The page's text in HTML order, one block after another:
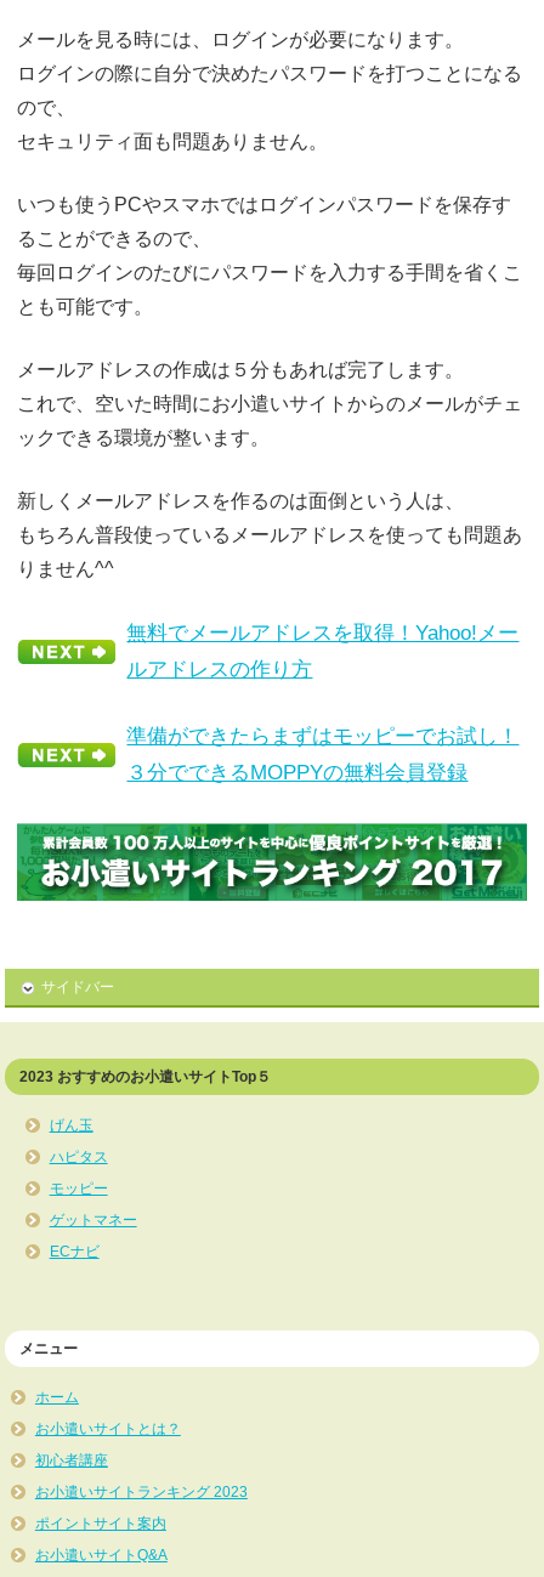
メールを見る時には、ログインが必要になります。
ログインの際に自分で決めたパスワードを打つことになる
ので、
セキュリティ面も問題ありません。
いつも使うPCやスマホではログインパスワードを保存す
ることができるので、
毎回ログインのたびにパスワードを入力する手間を省くこ
とも可能です。
メールアドレスの作成は５分もあれば完了します。
これで、空いた時間にお小遣いサイトからのメールがチェ
ックできる環境が整います。
新しくメールアドレスを作るのは面倒という人は、
もちろん普段使っているメールアドレスを使っても問題あ
りません^^
無料でメールアドレスを取得！Yahoo!メー
ルアドレスの作り方
準備ができたらまずはモッピーでお試し！
３分でできるMOPPYの無料会員登録
サイドバー
2023 おすすめのお小遣いサイトTop５
げん玉
ハピタス
モッピー
ゲットマネー
ECナビ
メニュー
ホーム
お小遣いサイトとは？
初心者講座
お小遣いサイトランキング 2023
ポイントサイト案内
お小遣いサイトQ&A